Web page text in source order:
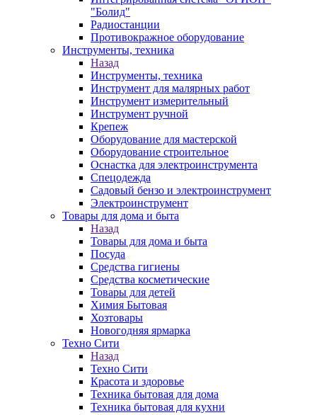
"Болид"
Радиостанции
Противокражное оборудование
Инструменты, техника
Назад
Инструменты, техника
Инструмент для малярных работ
Инструмент измерительный
Инструмент ручной
Крепеж
Оборудование для мастерской
Оборудование строительное
Оснастка для электроинструмента
Спецодежда
Садовый бензо и электроинструмент
Электроинструмент
Товары для дома и быта
Назад
Товары для дома и быта
Посуда
Средства гигиены
Средства косметические
Товары для детей
Химия Бытовая
Хозтовары
Новогодняя ярмарка
Техно Сити
Назад
Техно Сити
Красота и здоровье
Техника бытовая для дома
Техника бытовая для кухни